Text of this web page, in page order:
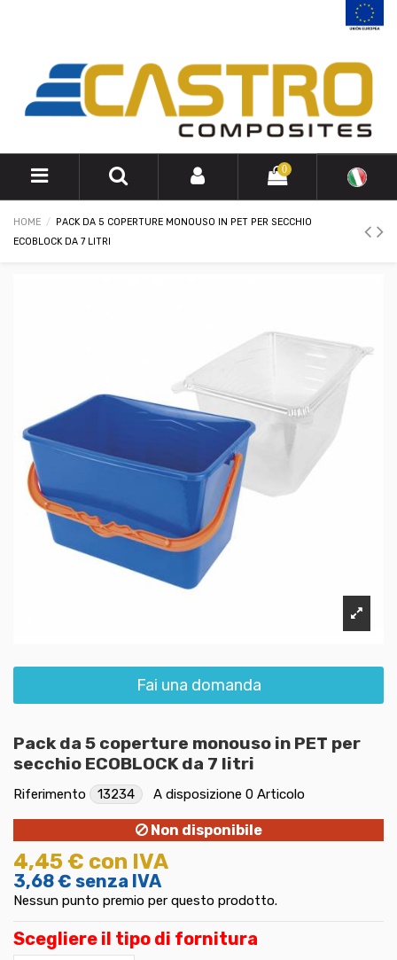
0
HOME
PACK DA 5 COPERTURE MONOUSO IN PET PER SECCHIO
ECOBLOCK DA 7 LITRI
Fai una domanda
Pack da 5 coperture monouso in PET per
secchio ECOBLOCK da 7 litri
Riferimento 13234 A disposizione 0 Articolo
Non disponibile
4,45 € con IVA
3,68 € senza IVA
Nessun punto premio per questo prodotto.
Scegliere il tipo di fornitura